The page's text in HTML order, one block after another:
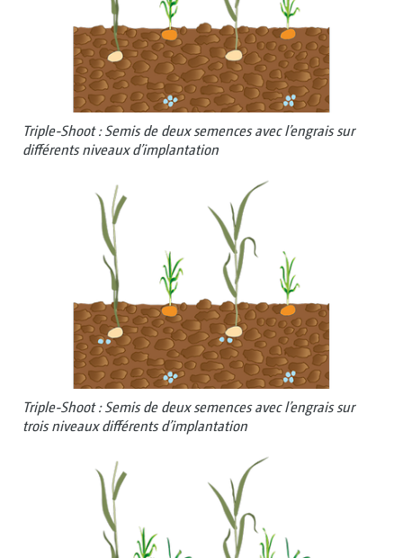
Triple-Shoot : Semis de deux semences avec l’engrais sur
différents niveaux d’implantation
Triple-Shoot : Semis de deux semences avec l’engrais sur
trois niveaux différents d’implantation